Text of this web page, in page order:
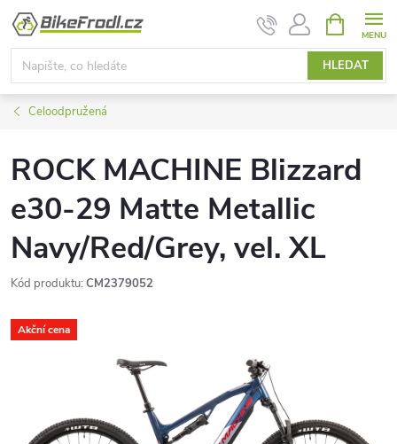
Přejít
obsah
HLEDAT
NÁKUPNÍ
KOŠÍK
Celoodpružená
ROCK MACHINE Blizzard
e30-29 Matte Metallic
Navy/Red/Grey, vel. XL
Kód produktu: CM2379052
Akční cena